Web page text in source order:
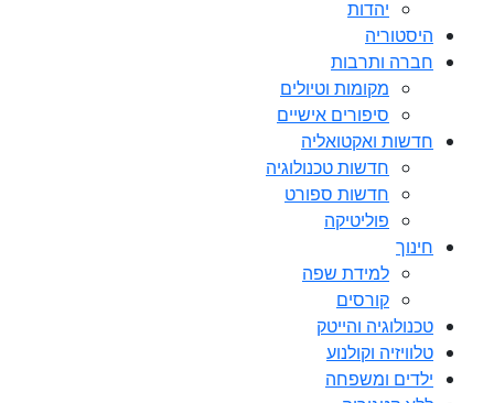
יהדות
היסטוריה
חברה ותרבות
מקומות וטיולים
סיפורים אישיים
חדשות ואקטואליה
חדשות טכנולוגיה
חדשות ספורט
פוליטיקה
חינוך
למידת שפה
קורסים
טכנולוגיה והייטק
טלוויזיה וקולנוע
ילדים ומשפחה